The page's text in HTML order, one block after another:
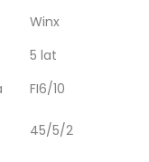
Winx
5 lat
FI6/10
45/5/2